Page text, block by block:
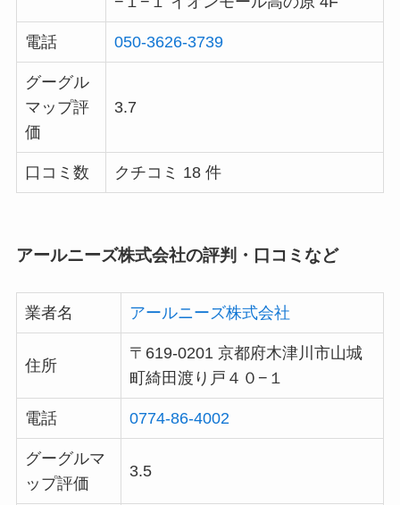
電話 050-3626-3739
グーグル
マップ評
価
3.7
口コミ数 クチコミ 18 件
アールニーズ株式会社の評判・口コミなど
業者名 アールニーズ株式会社
住所
〒619-0201 京都府木津川市山城
町綺田渡り戸４０−１
電話 0774-86-4002
グーグルマ
ップ評価
3.5